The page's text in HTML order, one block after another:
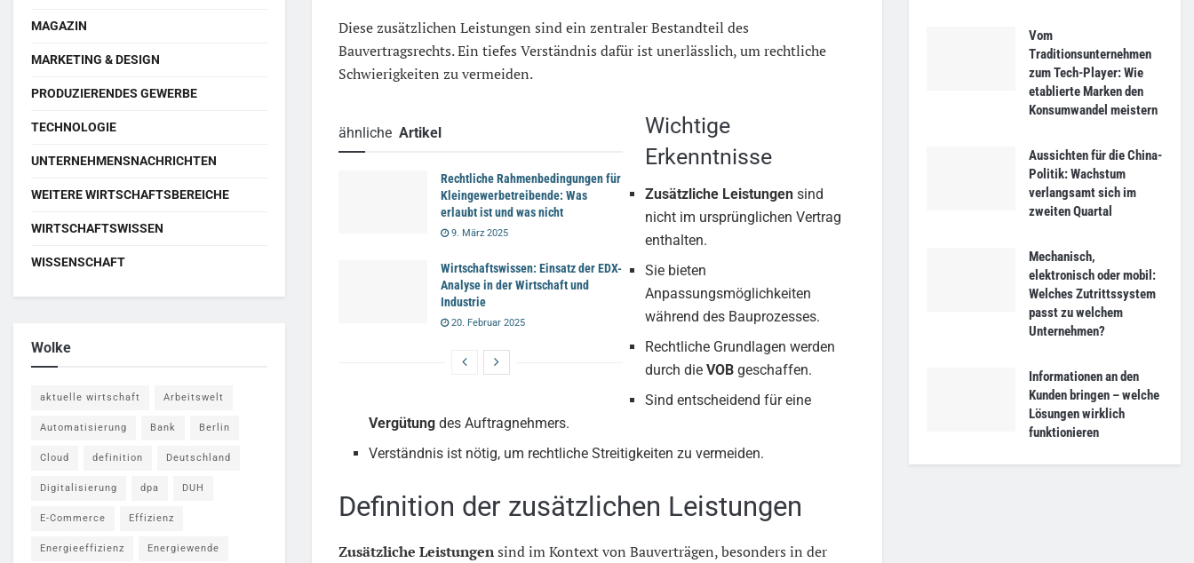
Diese zusätzlichen Leistungen sind ein zentraler Bestandteil des
Bauvertragsrechts. Ein tiefes Verständnis dafür ist unerlässlich, um rechtliche
Schwierigkeiten zu vermeiden.
ähnliche Artikel
Rechtliche Rahmenbedingungen für
Kleingewerbetreibende: Was
erlaubt ist und was nicht
9. März 2025
Wirtschaftswissen: Einsatz der EDX-
Analyse in der Wirtschaft und
Industrie
20. Februar 2025
Wichtige
Erkenntnisse
Zusätzliche Leistungen sind
nicht im ursprünglichen Vertrag
enthalten.
Sie bieten
Anpassungsmöglichkeiten
während des Bauprozesses.
Rechtliche Grundlagen werden
durch die VOB geschaffen.
Sind entscheidend für eine
Vergütung des Auftragnehmers.
Verständnis ist nötig, um rechtliche Streitigkeiten zu vermeiden.
Definition der zusätzlichen Leistungen
Zusätzliche Leistungensind im Kontext von Bauverträgen, besonders in der
MAGAZIN
MARKETING & DESIGN
PRODUZIERENDES GEWERBE
TECHNOLOGIE
UNTERNEHMENSNACHRICHTEN
WEITERE WIRTSCHAFTSBEREICHE
WIRTSCHAFTSWISSEN
WISSENSCHAFT
Wolke
aktuelle wirtschaft Arbeitswelt
Automatisierung Bank Berlin
Cloud definition Deutschland
Digitalisierung dpa DUH
E-Commerce Effizienz
Energieeffizienz Energiewende
Vom
Traditionsunternehmen
zum Tech-Player: Wie
etablierte Marken den
Konsumwandel meistern
Aussichten für die China-
Politik: Wachstum
verlangsamt sich im
zweiten Quartal
Mechanisch,
elektronisch oder mobil:
Welches Zutrittssystem
passt zu welchem
Unternehmen?
Informationen an den
Kunden bringen – welche
Lösungen wirklich
funktionieren